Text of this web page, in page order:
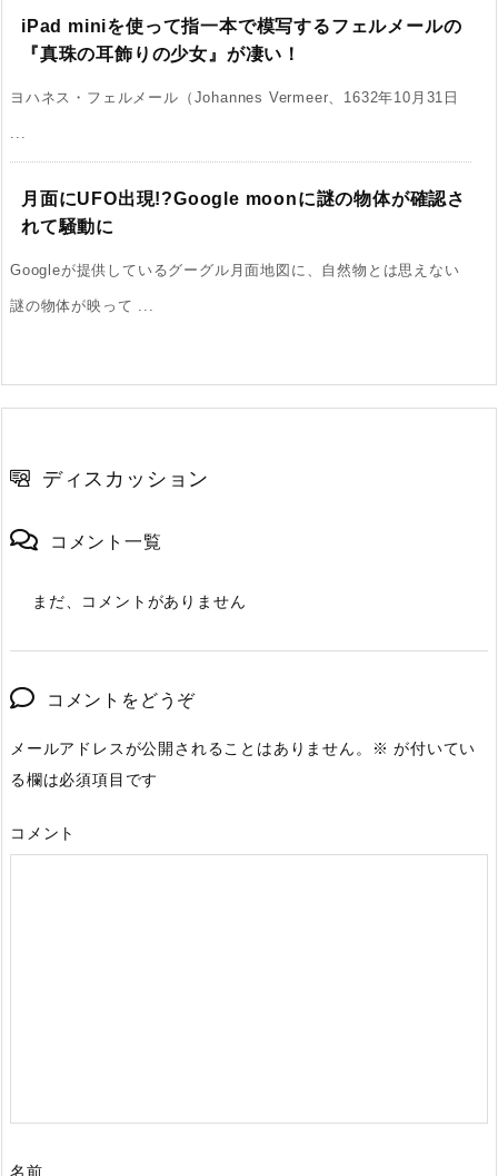
iPad miniを使って指一本で模写するフェルメールの
『真珠の耳飾りの少女』が凄い！
ヨハネス・フェルメール（Johannes Vermeer、1632年10月31日
月面にUFO出現!?Google moonに謎の物体が確認さ
れて騒動に
Googleが提供しているグーグル月面地図に、自然物とは思えない
謎の物体が映って ...
ディスカッション
コメント一覧
まだ、コメントがありません
コメントをどうぞ
メールアドレスが公開されることはありません。 ※ が付いてい
る欄は必須項目です
コメント
名前